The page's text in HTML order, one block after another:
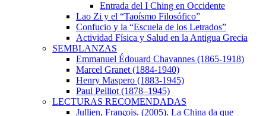
Entrada del I Ching en Occidente
Lao Zi y el “Taoísmo Filosófico”
Confucio y la “Escuela de los Letrados”
Actividad Física y Salud en la Antigua Grecia
SEMBLANZAS
Emmanuel Édouard Chavannes (1865-1918)
Marcel Granet (1884-1940)
Henry Maspero (1883-1945)
Paul Pelliot (1878–1945)
LECTURAS RECOMENDADAS
Jullien, Franςois. (2005). La China da que